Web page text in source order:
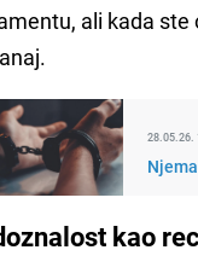
ali kada
28.05.26.
kao